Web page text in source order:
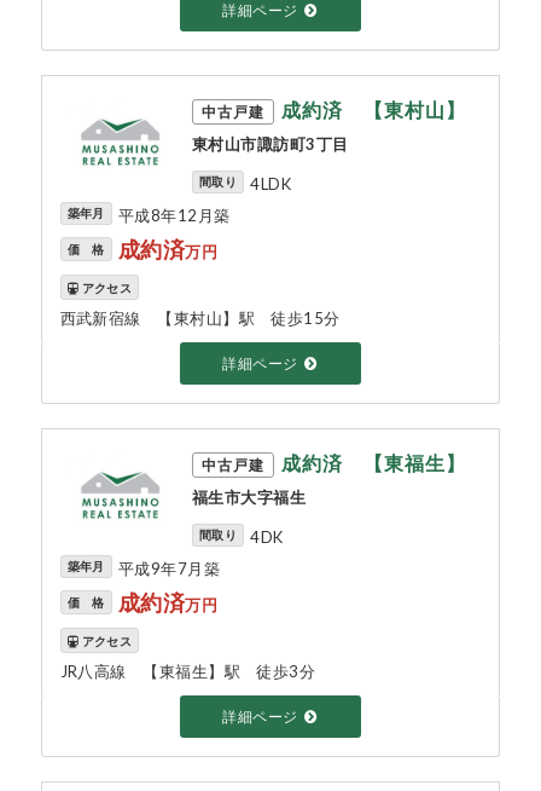
詳細ページ
中古戸建 成約済 【東村山】
東村山市諏訪町3丁目
間取り 4LDK
築年月 平成8年12月築
価 格 成約済万円
アクセス
西武新宿線 【東村山】駅 徒歩15分
詳細ページ
中古戸建 成約済 【東福生】
福生市大字福生
間取り 4DK
築年月 平成9年7月築
価 格 成約済万円
アクセス
JR八高線 【東福生】駅 徒歩3分
詳細ページ